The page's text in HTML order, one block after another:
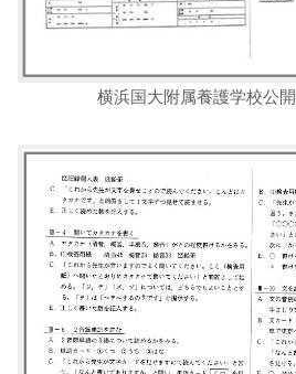
横浜国大附属養護学校公